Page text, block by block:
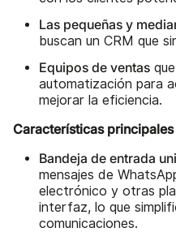
Las pequeñas y
buscan un CRM que
Equipos de ventas
automatización para
mejorar la eficiencia.
Características
Bandeja de entrada
mensajes de
electrónico y otras
interfaz, lo que
comunicaciones.